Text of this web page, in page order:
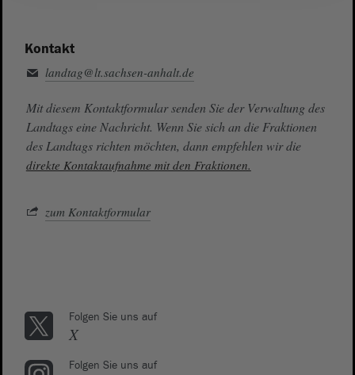
Kontakt
landtag@lt.sachsen-anhalt.de
Mit diesem Kontaktformular senden Sie der Verwaltung des
Landtags eine Nachricht. Wenn Sie sich an die Fraktionen
des Landtags richten möchten, dann empfehlen wir die
direkte Kontaktaufnahme mit den Fraktionen.
zum Kontaktformular
Folgen Sie uns auf
X
Folgen Sie uns auf